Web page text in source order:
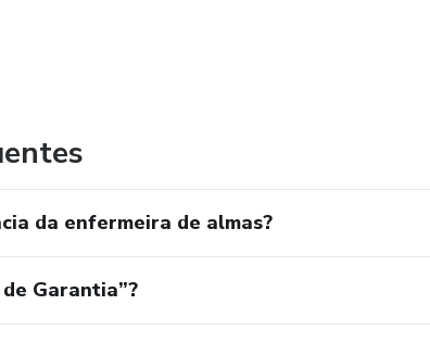
da enfermeira de almas?
Garantia”?